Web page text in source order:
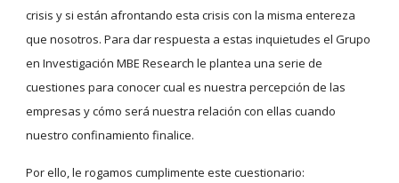
crisis y si están afrontando esta crisis con la misma entereza
que nosotros. Para dar respuesta a estas inquietudes el Grupo
en Investigación MBE Research le plantea una serie de
cuestiones para conocer cual es nuestra percepción de las
empresas y cómo será nuestra relación con ellas cuando
nuestro confinamiento finalice.
Por ello, le rogamos cumplimente este cuestionario: